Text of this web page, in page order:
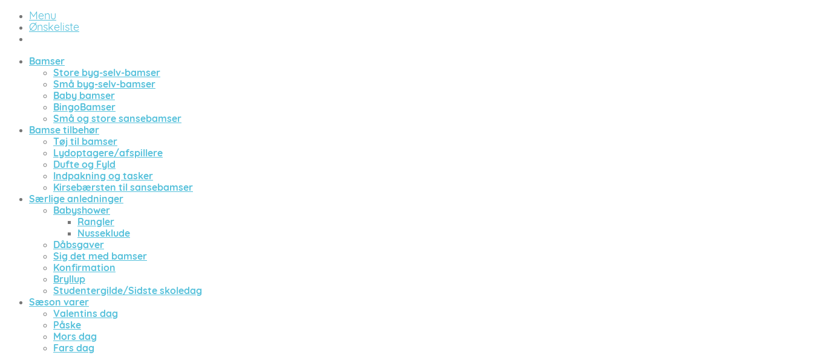
Menu
Ønskeliste
Bamser
Store byg-selv-bamser
Små byg-selv-bamser
Baby bamser
BingoBamser
Små og store sansebamser
Bamse tilbehør
Tøj til bamser
Lydoptagere/afspillere
Dufte og Fyld
Indpakning og tasker
Kirsebærsten til sansebamser
Særlige anledninger
Babyshower
Rangler
Nusseklude
Dåbsgaver
Sig det med bamser
Konfirmation
Bryllup
Studentergilde/Sidste skoledag
Sæson varer
Valentins dag
Påske
Mors dag
Fars dag